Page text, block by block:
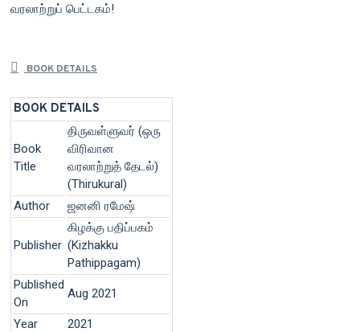
வரலாற்றுப்‌ பெட்டகம்‌!
BOOK DETAILS
BOOK DETAILS
Book
Title
திருவள்ளுவர் (ஒரு
விரிவான
வரலாற்றுத் தேடல்)
(Thirukural)
Author
ஜனனி ரமேஷ்
Publisher
கிழக்கு பதிப்பகம்
(Kizhakku
Pathippagam)
Published
On
Aug 2021
Year
2021